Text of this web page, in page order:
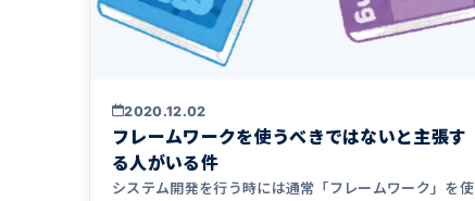
2020.12.02
フレームワークを使うべきではないと主張す
る人がいる件
システム開発を行う時には通常「フレームワーク」を使